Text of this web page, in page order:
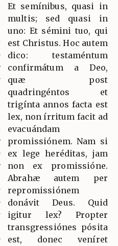
Et semínibus, quasi in
multis; sed quasi in
uno: Et sémini tuo, qui
est Christus. Hoc autem
dico: testaméntum
confirmátum a Deo,
quæ post
quadringéntos et
trigínta annos facta est
lex, non írritum facit ad
evacuándam
promissiónem. Nam si
ex lege heréditas, jam
non ex promissióne.
Abrahæ autem per
repromissiónem
donávit Deus. Quid
igitur lex? Propter
transgressiónes pósita
est, donec veníret